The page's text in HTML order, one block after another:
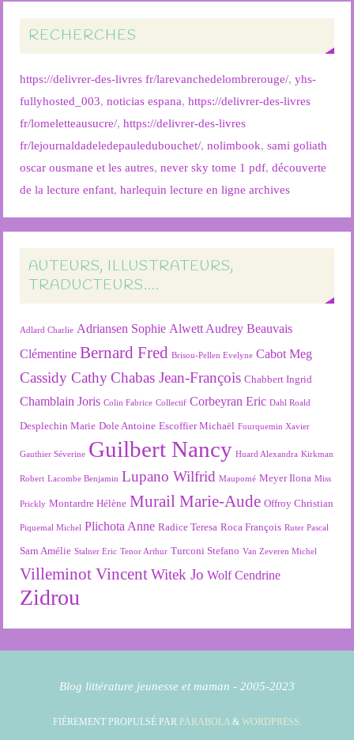
RECHERCHES
https://delivrer-des-livres fr/larevanchedelombrerouge/,yhs-
fullyhosted_003,noticias espana,https://delivrer-des-livres
fr/lomeletteausucre/,https://delivrer-des-livres
fr/lejournaldadeledepauledubouchet/,nolimbook,sami goliath
oscar ousmane et les autres,never sky tome 1 pdf,découverte
de la lecture enfant,harlequin lecture en ligne archives
AUTEURS, ILLUSTRATEURS,
TRADUCTEURS….
Adlard Charlie Adriansen Sophie Alwett Audrey Beauvais
Clémentine Bernard Fred Brisou-Pellen Evelyne Cabot Meg
Cassidy Cathy Chabas Jean-François Chabbert Ingrid
Chamblain Joris Colin Fabrice Collectif Corbeyran Eric Dahl Roald
Desplechin Marie Dole Antoine Escoffier Michaël Fourquemin Xavier
Gauthier Séverine Guilbert Nancy Huard Alexandra Kirkman
Robert Lacombe Benjamin Lupano Wilfrid Maupomé Meyer Ilona Miss
Prickly Montardre Hélène Murail Marie-Aude Offroy Christian
Piquemal Michel Plichota Anne Radice Teresa Roca François Ruter Pascal
Sarn Amélie Stalner Eric Tenor Arthur Turconi Stefano Van Zeveren Michel
Villeminot Vincent Witek Jo Wolf Cendrine
Zidrou
Blog littérature jeunesse et maman - 2005-2023
FIÈREMENT PROPULSÉ PAR PARABOLA& WORDPRESS.